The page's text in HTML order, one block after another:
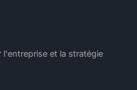
l'entreprise et la stratégie